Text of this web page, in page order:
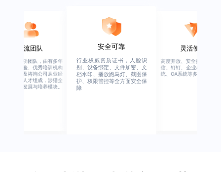
一流团队
星客户成功团队，由有多年
业从业经验、优秀培训机构
业经验，及咨询公司从业经
的全行业人才组成，涉猎全
业的人才发展与培养模块。
安全可靠
行业权威资质证书，人脸识
别、设备绑定、文件加密、文
档水印、播放跑马灯、截图保
护、权限管控等全方面安全保
障
灵活便捷
高度开放、安全接口、支持
信、钉钉、企业APP、
统、OA系统等多系统集成